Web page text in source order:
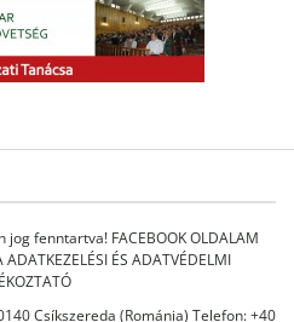
jog fenntartva! FACEBOOK OLDALAM
ADATKEZELÉSI ÉS ADATVÉDELMI
Csíkszereda (Románia) Telefon: +40